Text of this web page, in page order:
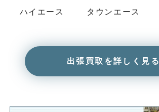
ハイエース タウンエース
出張買取を詳しく見る